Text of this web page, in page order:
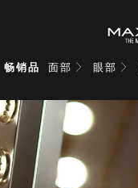
畅销品 面部 眼部